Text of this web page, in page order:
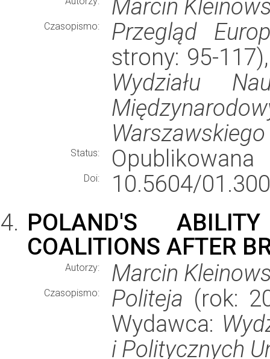
Marcin
Czasopismo:
Przegląd
strony: 95-
Wydziału
Warszawskiego
Status: Opublikowana
Doi:
10.5604/
POLAND'S
COALITIONS AFTER
Autorzy: Marcin
Czasopismo: Politeja (rok:
Wydawca:
i Politycznych